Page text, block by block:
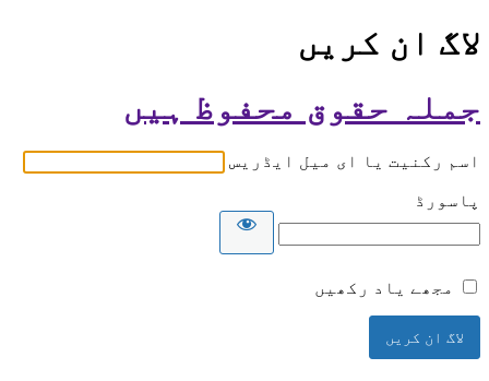
لاگ ان کریں
جملہ حقوق محفوظ ہیں
اسم رکنیت یا ای میل ایڈریس
پاسورڈ
مجھے یاد رکھیں